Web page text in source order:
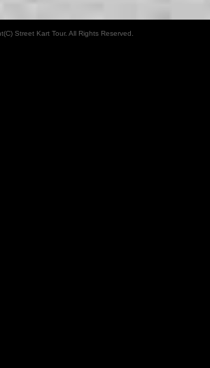
Street Kart Tour. All Rights Reserved.